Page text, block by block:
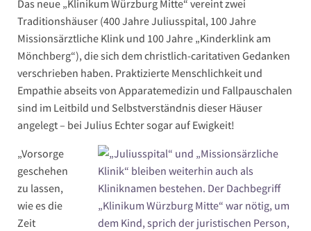
Das neue „Klinikum Würzburg Mitte“ vereint zwei
Traditionshäuser (400 Jahre Juliusspital, 100 Jahre
Missionsärztliche Klink und 100 Jahre „Kinderklink am
Mönchberg“), die sich dem christlich-caritativen Gedanken
verschrieben haben. Praktizierte Menschlichkeit und
Empathie abseits von Apparatemedizin und Fallpauschalen
sind im Leitbild und Selbstverständnis dieser Häuser
angelegt – bei Julius Echter sogar auf Ewigkeit!
„Vorsorge
geschehen
zu lassen,
wie es die
Zeit